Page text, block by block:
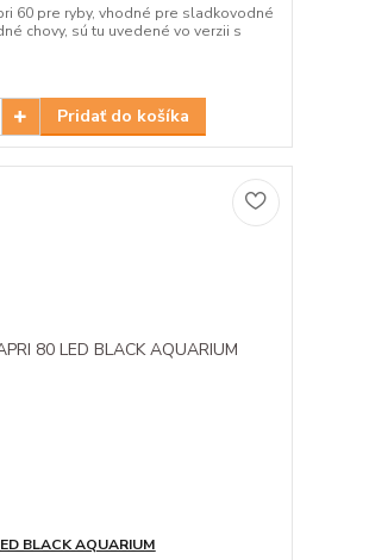
60 pre ryby, vhodné pre sladkovodné
chovy, sú tu uvedené vo verzii s
Pridať do košíka
BLACK AQUARIUM